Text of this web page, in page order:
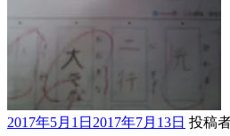
投
2017年5月1日 2017年7月13日 投稿